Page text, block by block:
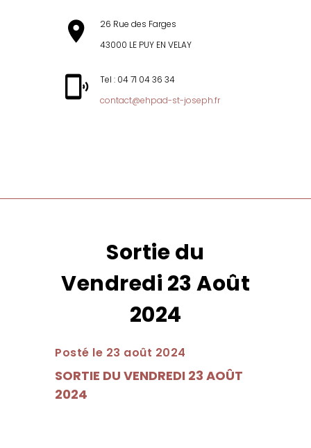
26 Rue des Farges
43000 LE PUY EN VELAY
Tel : 04 71 04 36 34
contact@ehpad-st-joseph.fr
Sortie du
Vendredi 23 Août
2024
Posté le 23 août 2024
SORTIE DU VENDREDI 23 AOÛT
2024